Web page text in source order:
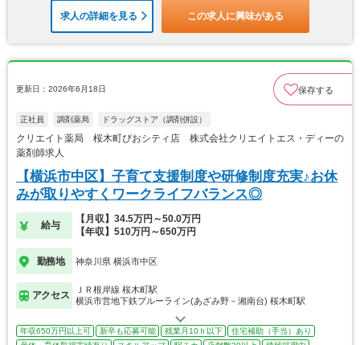
求人の詳細を見る この求人に興味がある
更新日：2026年6月18日 保存する
正社員 調剤薬局 ドラッグストア（調剤併設）
クリエイト薬局 桜木町ぴおシティ店 株式会社クリエイトエス・ディーの
薬剤師求人
【横浜市中区】子育て支援制度や研修制度充実♪お休
みが取りやすくワークライフバランス◎
給与
【月収】34.5万円～50.0万円
【年収】510万円～650万円
勤務地 神奈川県 横浜市中区
アクセス
ＪＲ根岸線 桜木町駅
横浜市営地下鉄ブルーライン(あざみ野－湘南台) 桜木町駅
年収650万円以上可 新卒も応募可能 残業月10ｈ以下
住宅補助（手当）あり